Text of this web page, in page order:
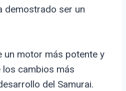
demostrado ser un
un motor más potente y
los cambios más
del Samurai.